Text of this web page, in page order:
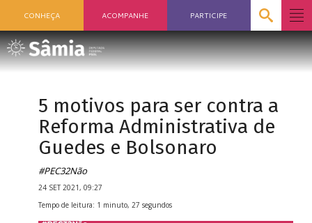
CONHEÇA ACOMPANHE PARTICIPE
5 motivos para ser contra a
Reforma Administrativa de
Guedes e Bolsonaro
#PEC32Não
24 SET 2021, 09:27
Tempo de leitura: 1 minuto, 27 segundos